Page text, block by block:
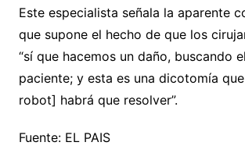
Este especialista señala la aparente
que supone el hecho de que los
“sí que hacemos un daño, buscando
paciente; y esta es una dicotomía
robot] habrá que resolver”.
Fuente: EL PAIS